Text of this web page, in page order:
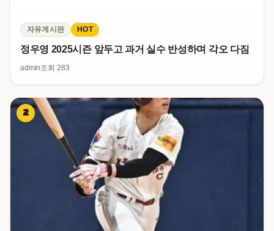
자유게시판 HOT
정우영 2025시즌 앞두고 과거 실수 반성하며 각오 다짐
admin조회 283
2